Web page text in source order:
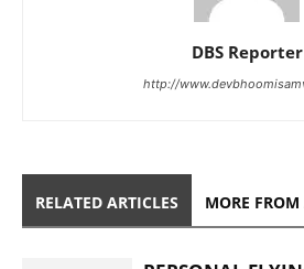
DBS Reporter
http://
RELATED ARTICLES MORE